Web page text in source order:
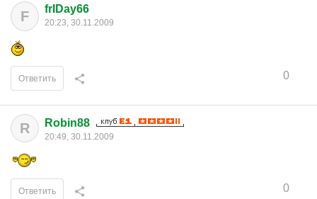
F frIDay66
20:23, 30.11.2009
0
Ответить
R Robin88
20:49, 30.11.2009
0
Ответить